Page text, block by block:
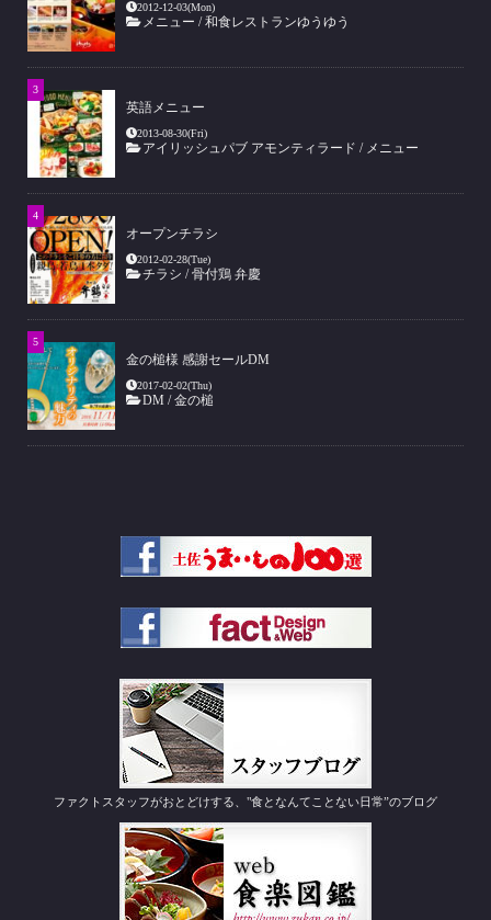
2012-12-03(Mon)
メニュー /和食レストランゆうゆう
英語メニュー
2013-08-30(Fri)
アイリッシュパブ アモンティラード / メニュー
オープンチラシ
2012-02-28(Tue)
チラシ /骨付鶏 弁慶
金の槌様 感謝セールDM
2017-02-02(Thu)
DM /金の槌
ファクトスタッフがおとどけする、"食となんてことない日常”のブログ